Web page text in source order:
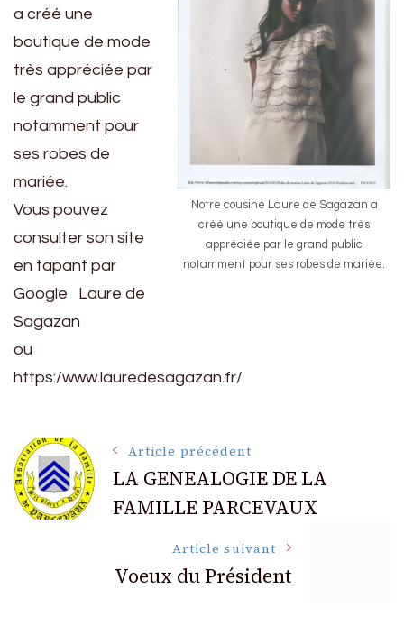
Notre cousine Laure de Sagazan a
créé une boutique de mode très
appréciée par le grand public
notamment pour ses robes de mariée.
a créé une
boutique de mode
très appréciée par
le grand public
notamment pour
ses robes de
mariée.
Vous pouvez
consulter son site
en tapant par
Google Laure de
Sagazan
ou
https:/www.lauredesagazan.fr/
Navigation
des
articles
Article précédent
LA GENEALOGIE DE LA
FAMILLE PARCEVAUX
Article suivant
Voeux du Président